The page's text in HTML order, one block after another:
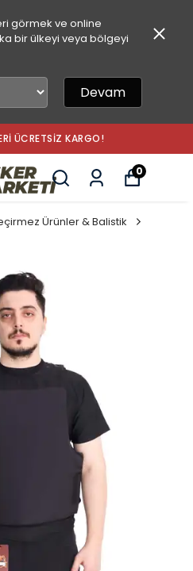
görmek ve online
bir ülkeyi veya bölgeyi
Devam
ÜCRETSIZ KARGO!
0
Ürünler & Balistik